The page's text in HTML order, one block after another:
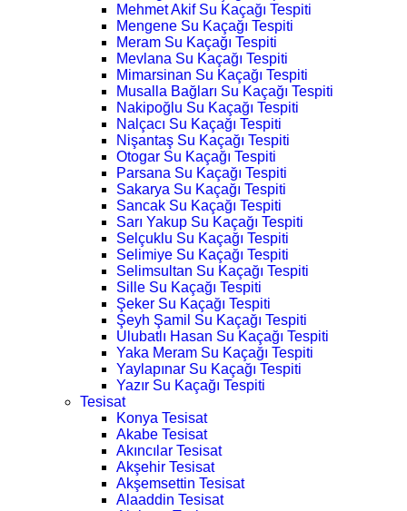
Mehmet Akif Su Kaçağı Tespiti
Mengene Su Kaçağı Tespiti
Meram Su Kaçağı Tespiti
Mevlana Su Kaçağı Tespiti
Mimarsinan Su Kaçağı Tespiti
Musalla Bağları Su Kaçağı Tespiti
Nakipoğlu Su Kaçağı Tespiti
Nalçacı Su Kaçağı Tespiti
Nişantaş Su Kaçağı Tespiti
Otogar Su Kaçağı Tespiti
Parsana Su Kaçağı Tespiti
Sakarya Su Kaçağı Tespiti
Sancak Su Kaçağı Tespiti
Sarı Yakup Su Kaçağı Tespiti
Selçuklu Su Kaçağı Tespiti
Selimiye Su Kaçağı Tespiti
Selimsultan Su Kaçağı Tespiti
Sille Su Kaçağı Tespiti
Şeker Su Kaçağı Tespiti
Şeyh Şamil Su Kaçağı Tespiti
Ulubatlı Hasan Su Kaçağı Tespiti
Yaka Meram Su Kaçağı Tespiti
Yaylapınar Su Kaçağı Tespiti
Yazır Su Kaçağı Tespiti
Tesisat
Konya Tesisat
Akabe Tesisat
Akıncılar Tesisat
Akşehir Tesisat
Akşemsettin Tesisat
Alaaddin Tesisat